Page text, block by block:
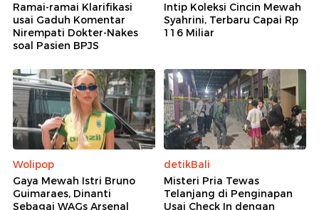
Ramai-ramai Klarifikasi
usai Gaduh Komentar
Nirempati Dokter-Nakes
soal Pasien BPJS
Intip Koleksi Cincin Mewah
Syahrini, Terbaru Capai Rp
116 Miliar
Wolipop
Gaya Mewah Istri Bruno
Guimaraes, Dinanti
Sebagai WAGs Arsenal
detikBali
Misteri Pria Tewas
Telanjang di Penginapan
Usai Check In dengan